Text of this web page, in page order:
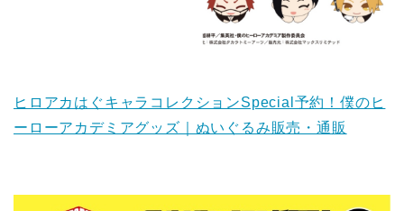
ヒロアカはぐキャラコレクションSpecial予約！僕のヒ
ーローアカデミアグッズ｜ぬいぐるみ販売・通販